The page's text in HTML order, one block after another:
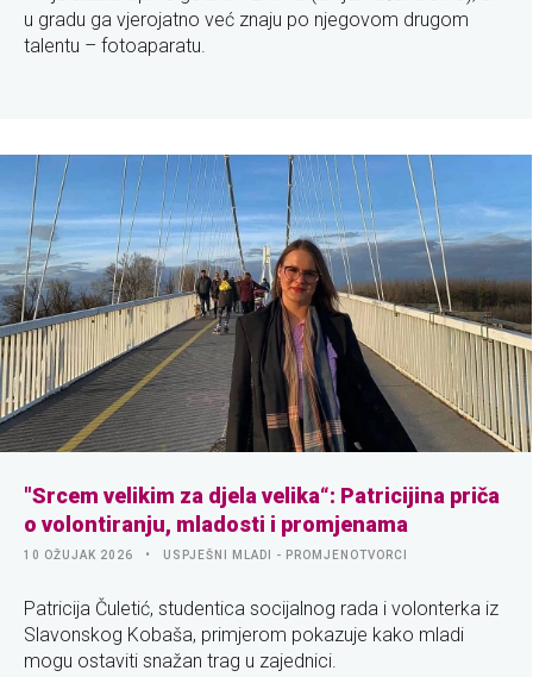
u gradu ga vjerojatno već znaju po njegovom drugom
talentu – fotoaparatu.
"Srcem velikim za djela velika“: Patricijina priča
o volontiranju, mladosti i promjenama
10 OŽUJAK 2026 USPJEŠNI MLADI - PROMJENOTVORCI
Patricija Čuletić, studentica socijalnog rada i volonterka iz
Slavonskog Kobaša, primjerom pokazuje kako mladi
mogu ostaviti snažan trag u zajednici.